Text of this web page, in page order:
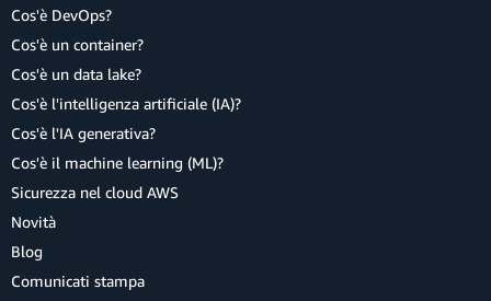
Cos'è DevOps?
Cos'è un container?
Cos'è un data lake?
Cos'è l'intelligenza artificiale (IA)?
Cos'è l'IA generativa?
Cos'è il machine learning (ML)?
Sicurezza nel cloud AWS
Novità
Blog
Comunicati stampa